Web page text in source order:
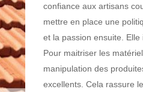
confiance aux artisans
mettre en place une
et la passion ensuite.
Pour maitriser les
manipulation des
excellents. Cela rassure